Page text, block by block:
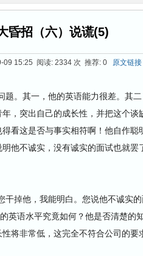
昏招（六）说谎(5)
09 15:25 阅读: 2334 次 推荐: 0 原文链接
题。其一，他的英语能力很差。其
，突出自己的成长性，并把这个谈
看这是否与事实相符啊！他自作聪
他不诚实，没有诚实的面试也就罢
掉他，我能明白。您说他不诚实
英语水平究竟如何？他是否清楚的
将非常低，这完全不符合公司的要